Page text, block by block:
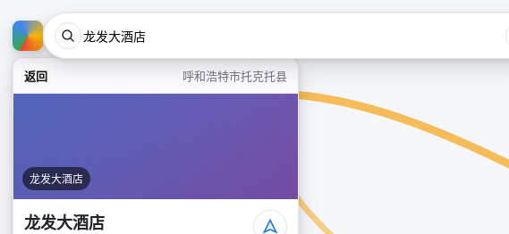
返回 呼和浩特市托克托县
龙发大酒店
龙发大酒店